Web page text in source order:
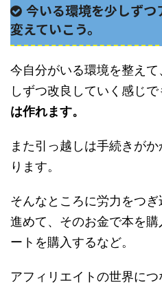
今いる環境を少しず
変えていこう。
今自分がいる環境を整え
しずつ改良していく感じで
は作れます。
また引っ越しは手続きが
ります。
そんなところに労力をつ
進めて、そのお金で本を
ートを購入するなど。
アフィリエイトの世界に